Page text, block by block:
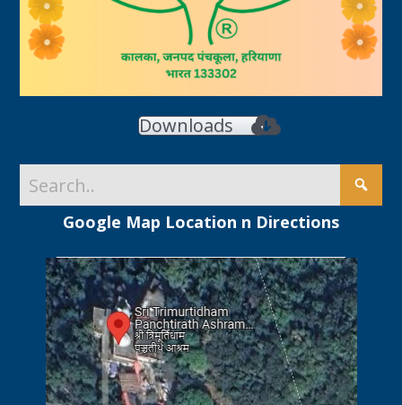
Downloads
Google Map Location n Directions